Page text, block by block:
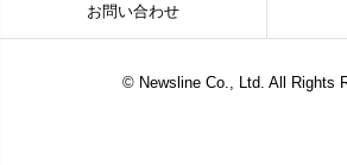
お問い合わせ
© Newsline Co., Ltd. All Rights